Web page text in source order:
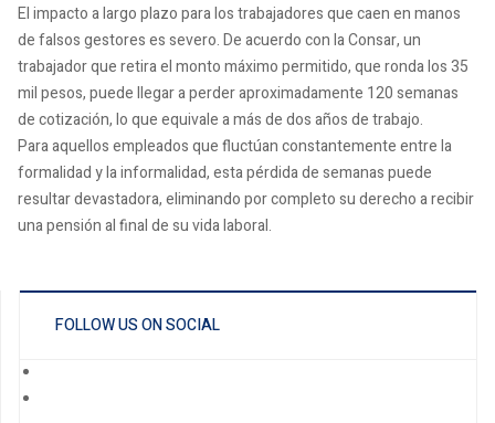
El impacto a largo plazo para los trabajadores que caen en manos
de falsos gestores es severo. De acuerdo con la Consar, un
trabajador que retira el monto máximo permitido, que ronda los 35
mil pesos, puede llegar a perder aproximadamente 120 semanas
de cotización, lo que equivale a más de dos años de trabajo.
Para aquellos empleados que fluctúan constantemente entre la
formalidad y la informalidad, esta pérdida de semanas puede
resultar devastadora, eliminando por completo su derecho a recibir
una pensión al final de su vida laboral.
FOLLOW US ON SOCIAL